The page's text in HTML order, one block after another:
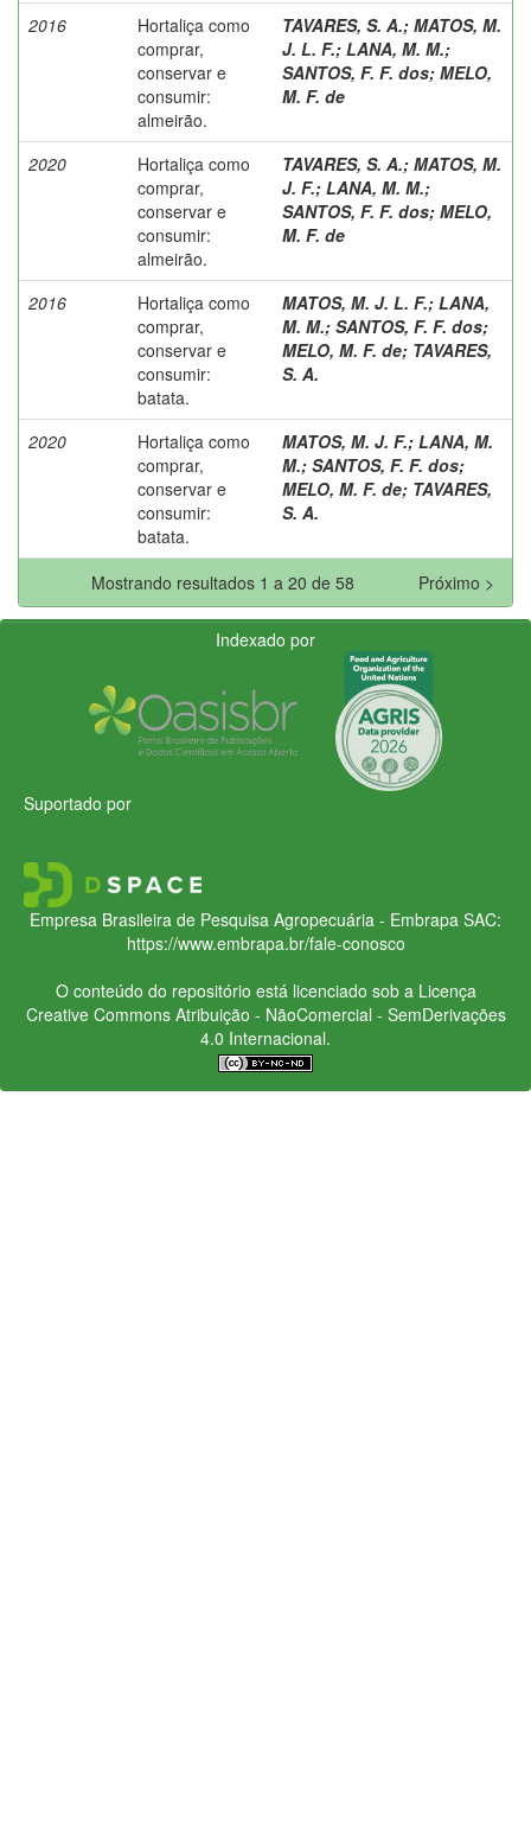
2016
Hortaliça como
comprar,
conservar e
consumir:
almeirão.
TAVARES, S. A.; MATOS, M.
J. L. F.; LANA, M. M.;
SANTOS, F. F. dos; MELO,
M. F. de
2020
Hortaliça como
comprar,
conservar e
consumir:
almeirão.
TAVARES, S. A.; MATOS, M.
J. F.; LANA, M. M.;
SANTOS, F. F. dos; MELO,
M. F. de
2016
Hortaliça como
comprar,
conservar e
consumir:
batata.
MATOS, M. J. L. F.; LANA,
M. M.; SANTOS, F. F. dos;
MELO, M. F. de; TAVARES,
S. A.
2020
Hortaliça como
comprar,
conservar e
consumir:
batata.
MATOS, M. J. F.; LANA, M.
M.; SANTOS, F. F. dos;
MELO, M. F. de; TAVARES,
S. A.
Mostrando resultados 1 a 20 de 58 Próximo >
Indexado por
Suportado por
Empresa Brasileira de Pesquisa Agropecuária - Embrapa SAC:
https://www.embrapa.br/fale-conosco
O conteúdo do repositório está licenciado sob a Licença
Creative CommonsAtribuição - NãoComercial - SemDerivações
4.0 Internacional.